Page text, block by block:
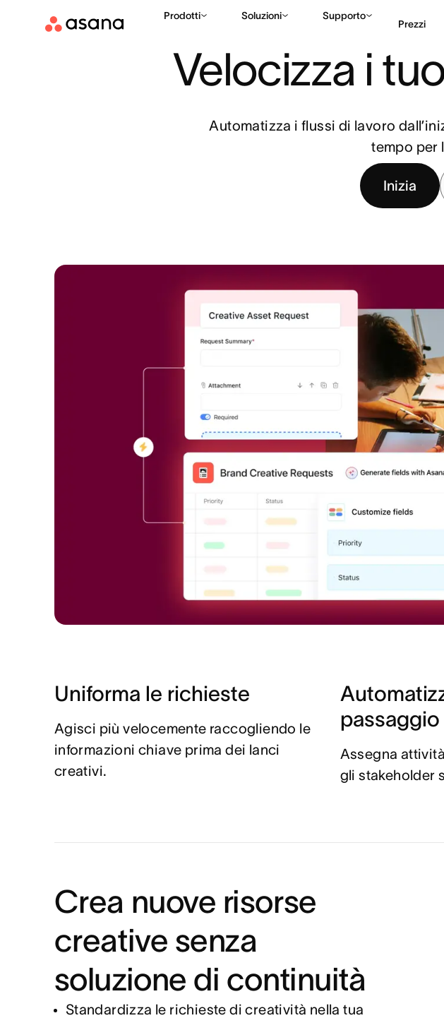
Prodotti Soluzioni Supporto
Prezzi
Produzione di creatività
Velocizza i
Automatizza i flussi di lavoro
tempo per
Inizia
Uniforma le richieste
Agisci più velocemente raccogliendo le
informazioni chiave prima dei lanci
creativi.
passaggio
Assegna
gli stakeholder
Crea nuove risorse
creative senza
soluzione di continuità
Standardizza le richieste di creatività nella tua